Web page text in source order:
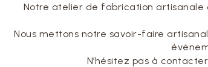
Notre atelier de fabrication artisanale
Nous mettons notre savoir-faire
N’hésitez pas à